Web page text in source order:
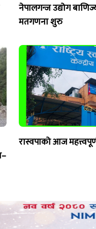
नेपालगन्ज उद्योग
मतगणना शुरु
रास्वपाको आज